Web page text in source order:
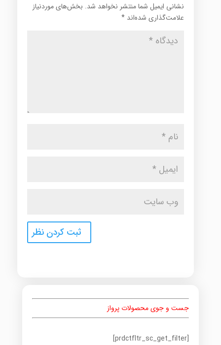
نشانی ایمیل شما منتشر نخواهد شد. بخش‌های موردنیاز
علامت‌گذاری شده‌اند *
جست و جوی محصولات پرواز
[prdctfltr_sc_get_filter]